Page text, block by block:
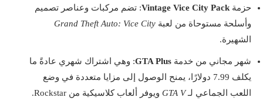
حزمة Vintage Vice City Pack: تضم مركبات وعناصر تصميم
وأسلحة مستوحاة من لعبة Grand Theft Auto: Vice City
الشهيرة.
شهر مجاني من خدمة GTA Plus: وهي اشتراك شهري عادةً ما
يكلف 7.99 دولارًا، يمنح الوصول إلى مزايا متعددة في وضع
اللعب الجماعي لـGTA V ويوفر ألعاب كلاسيكية من Rockstar.